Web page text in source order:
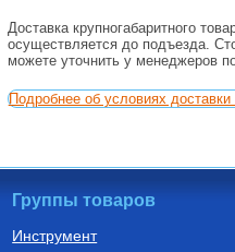
Доставка крупногабаритного
осуществляется до подъезда.
можете уточнить у менеджеров
Подробнее об условиях
Группы товаров
Инструмент